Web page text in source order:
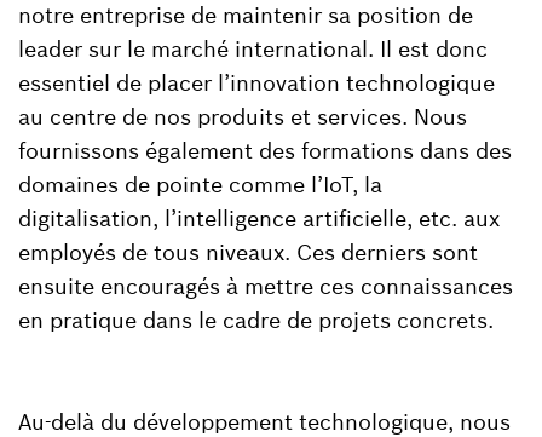
notre entreprise de maintenir sa position de
leader sur le marché international. Il est donc
essentiel de placer l’innovation technologique
au centre de nos produits et services. Nous
fournissons également des formations dans des
domaines de pointe comme l’IoT, la
digitalisation, l’intelligence artificielle, etc. aux
employés de tous niveaux. Ces derniers sont
ensuite encouragés à mettre ces connaissances
en pratique dans le cadre de projets concrets.
Au-delà du développement technologique, nous